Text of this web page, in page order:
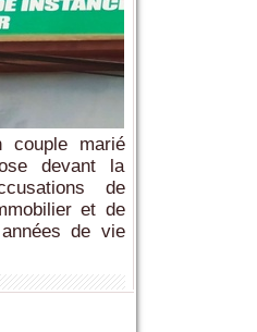
couple marié
devant la
de
et de
de vie